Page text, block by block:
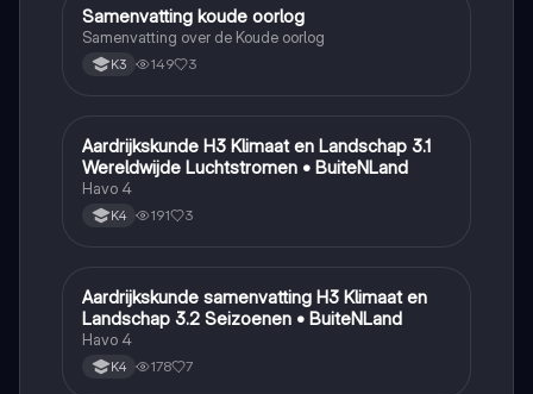
Geschiedenis
Samenvatting koude oorlog
Samenvatting over de Koude oorlog
K3 149 3
Aardrijkskunde
Aardrijkskunde H3 Klimaat en Landschap 3.1
Wereldwijde Luchtstromen • BuiteNLand
Havo 4
K4 191 3
Aardrijkskunde
Aardrijkskunde samenvatting H3 Klimaat en
Landschap 3.2 Seizoenen • BuiteNLand
Havo 4
K4 178 7